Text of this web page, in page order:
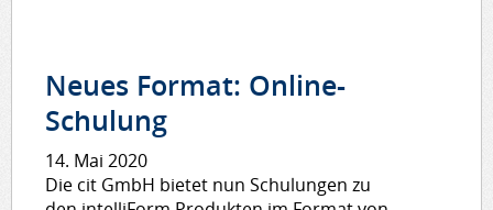
Neues Format: Online-
Schulung
14. Mai 2020
Die cit GmbH bietet nun Schulungen zu